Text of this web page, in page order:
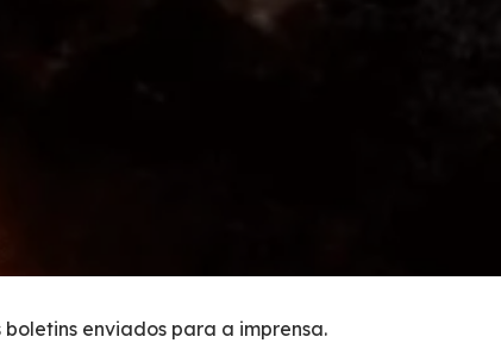
enviados para a imprensa.